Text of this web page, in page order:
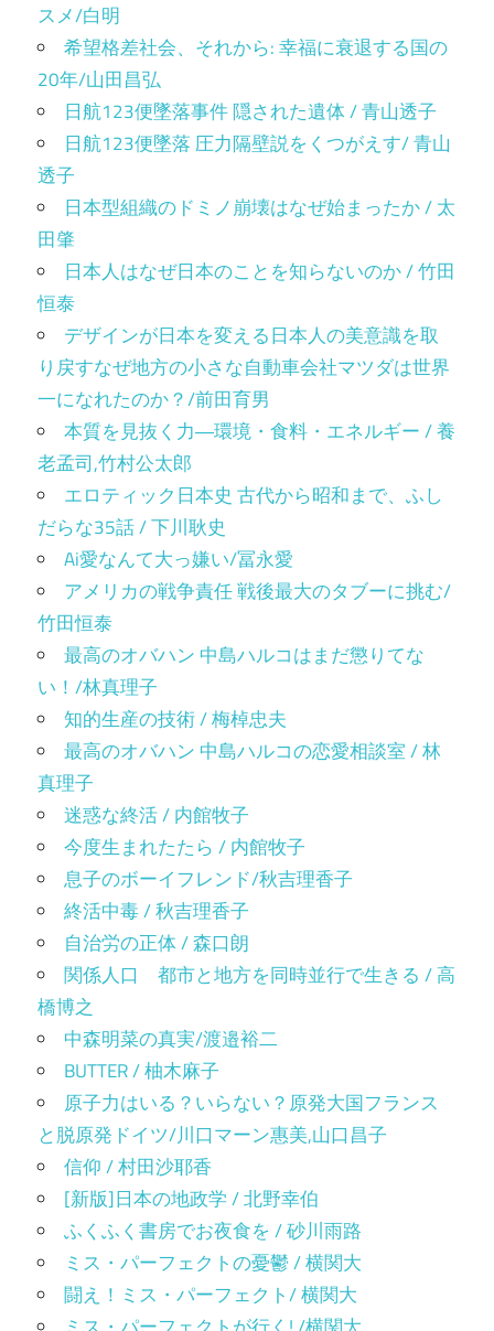
スメ/白明
希望格差社会、それから: 幸福に衰退する国の
20年/山田昌弘
日航123便墜落事件 隠された遺体 / 青山透子
日航123便墜落 圧力隔壁説をくつがえす/ 青山
透子
日本型組織のドミノ崩壊はなぜ始まったか / 太
田肇
日本人はなぜ日本のことを知らないのか / 竹田
恒泰
デザインが日本を変える日本人の美意識を取
り戻すなぜ地方の小さな自動車会社マツダは世界
一になれたのか？/前田育男
本質を見抜く力―環境・食料・エネルギー / 養
老孟司,竹村公太郎
エロティック日本史 古代から昭和まで、ふし
だらな35話 / 下川耿史
Ai愛なんて大っ嫌い/冨永愛
アメリカの戦争責任 戦後最大のタブーに挑む/
竹田恒泰
最高のオバハン 中島ハルコはまだ懲りてな
い！/林真理子
知的生産の技術 / 梅棹忠夫
最高のオバハン 中島ハルコの恋愛相談室 / 林
真理子
迷惑な終活 / 内館牧子
今度生まれたたら / 内館牧子
息子のボーイフレンド/秋吉理香子
終活中毒 / 秋吉理香子
自治労の正体 / 森口朗
関係人口 都市と地方を同時並行で生きる / 高
橋博之
中森明菜の真実/渡邉裕二
BUTTER / 柚木麻子
原子力はいる？いらない？原発大国フランス
と脱原発ドイツ/川口マーン惠美,山口昌子
信仰 / 村田沙耶香
[新版]日本の地政学 / 北野幸伯
ふくふく書房でお夜食を / 砂川雨路
ミス・パーフェクトの憂鬱 / 横関大
闘え！ミス・パーフェクト/ 横関大